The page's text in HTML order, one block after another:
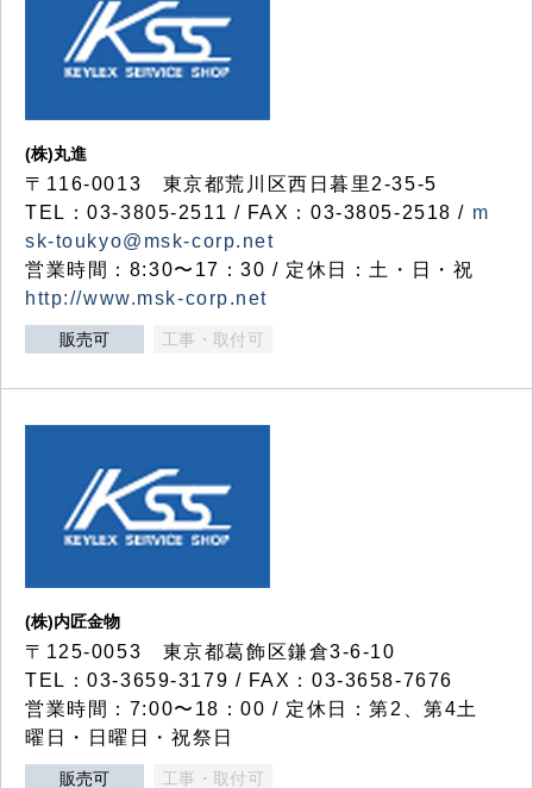
(株)丸進
〒116-0013 東京都荒川区西日暮里2-35-5
TEL：03-3805-2511 / FAX：03-3805-2518 / m
sk-toukyo@msk-corp.net
営業時間：8:30〜17：30 / 定休日：土・日・祝
http://www.msk-corp.net
販売可 工事・取付可
(株)内匠金物
〒125-0053 東京都葛飾区鎌倉3-6-10
TEL：03-3659-3179 / FAX：03-3658-7676
営業時間：7:00〜18：00 / 定休日：第2、第4土
曜日・日曜日・祝祭日
販売可 工事・取付可